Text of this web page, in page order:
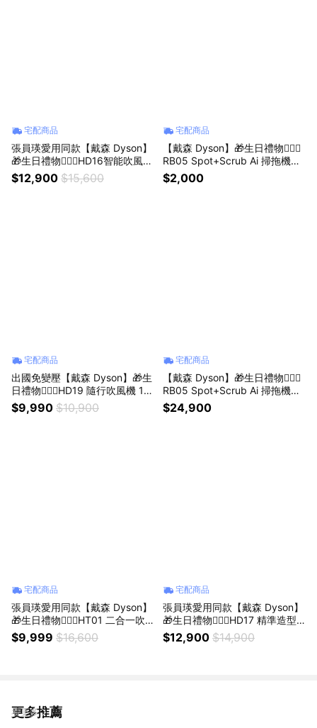
宅配商品
張員瑛愛用同款【戴森 Dyson】
🎁生日禮物👩‍❤️‍👨HD16智能吹風機
粉霧玫瑰色(送專用收納架、原廠
梳隨機款)
$12,900 $15,600
宅配商品
【戴森 Dyson】🎁生日禮物👩‍❤️‍👨
RB05 Spot+Scrub Ai 掃拖機器
人複合吸塵滾刷組
$2,000
宅配商品
出國免變壓【戴森 Dyson】🎁生
日禮物👩‍❤️‍👨HD19 隨行吹風機 10
0-240V 國際電壓版 粉霧玫瑰色
$9,990 $10,900
宅配商品
【戴森 Dyson】🎁生日禮物👩‍❤️‍👨
RB05 Spot+Scrub Ai 掃拖機器
人送專用配件大禮包
$24,900
宅配商品
張員瑛愛用同款【戴森 Dyson】
🎁生日禮物👩‍❤️‍👨HT01 二合一吹
風直髮器普魯士藍色(送Dyson收
納包)
$9,999 $16,600
宅配商品
張員瑛愛用同款【戴森 Dyson】
🎁生日禮物👩‍❤️‍👨HD17 精準造型
輕量吹風機 雲霧紫 💕(送Dyson
底座+捲髮烘罩)
$12,900 $14,900
更多推薦
看更多